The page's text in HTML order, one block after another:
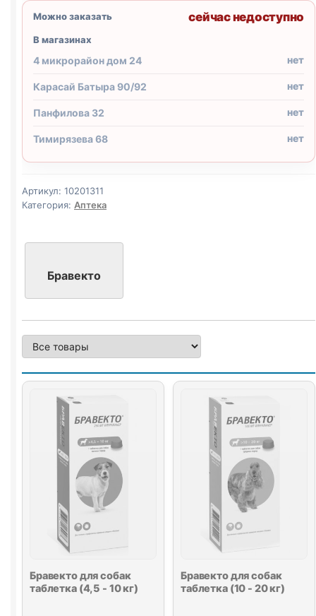
Можно заказать сейчас недоступно
В магазинах
4 микрорайон дом 24 нет
Карасай Батыра 90/92 нет
Панфилова 32 нет
Тимирязева 68 нет
Артикул: 10201311
Категория: Аптека
Бравекто
Бравекто для собак
таблетка (4,5 - 10 кг)
Бравекто для собак
таблетка (10 - 20 кг)